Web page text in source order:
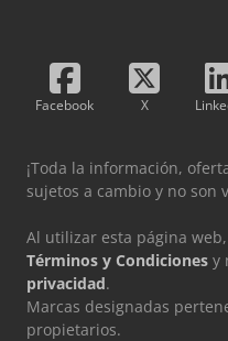
Facebook X
¡Toda la información,
sujetos a cambio y no son
Al utilizar esta página
Términos y Condiciones y
privacidad.
Marcas designadas
propietarios.